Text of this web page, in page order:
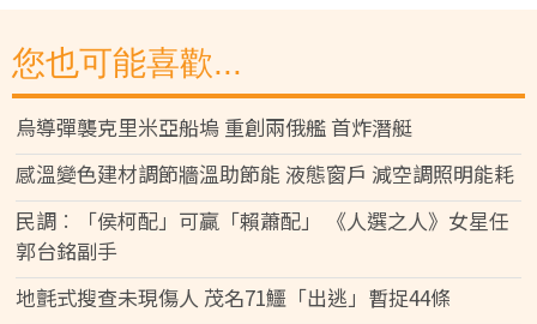
您也可能喜歡...
烏導彈襲克里米亞船塢 重創兩俄艦 首炸潛艇
感溫變色建材調節牆溫助節能 液態窗戶 減空調照明能耗
民調︰「侯柯配」可贏「賴蕭配」 《人選之人》女星任
郭台銘副手
地氈式搜查未現傷人 茂名71鱷「出逃」暫捉44條